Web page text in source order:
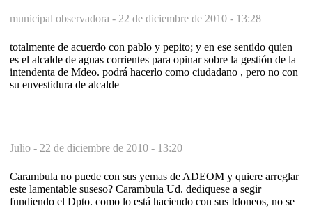
municipal observadora - 22 de diciembre de 2010 - 13:28
totalmente de acuerdo con pablo y pepito; y en ese sentido quien
es el alcalde de aguas corrientes para opinar sobre la gestión de la
intendenta de Mdeo. podrá hacerlo como ciudadano , pero no con
su envestidura de alcalde
Julio - 22 de diciembre de 2010 - 13:20
Carambula no puede con sus yemas de ADEOM y quiere arreglar
este lamentable suseso? Carambula Ud. dediquese a segir
fundiendo el Dpto. como lo está haciendo con sus Idoneos, no se